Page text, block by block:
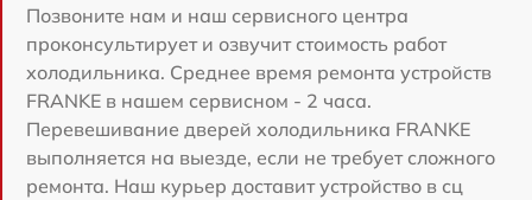
Позвоните нам и наш сервисного центра
проконсультирует и озвучит стоимость работ
холодильника. Среднее время ремонта устройств
FRANKE в нашем сервисном - 2 часа.
Перевешивание дверей холодильника FRANKE
выполняется на выезде, если не требует сложного
ремонта. Наш курьер доставит устройство в сц